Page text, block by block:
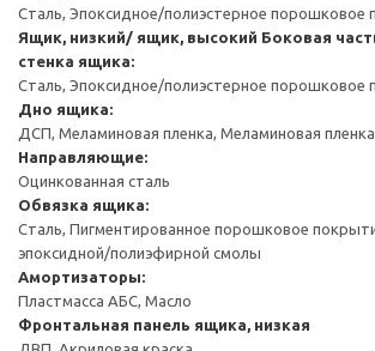
Сталь, Эпоксидное/полиэстерное порошковое
Ящик, низкий/ ящик, высокий Боковая
стенка ящика:
Сталь, Эпоксидное/полиэстерное порошковое
Дно ящика:
ДСП, Меламиновая пленка, Меламиновая пленка
Направляющие:
Оцинкованная сталь
Обвязка ящика:
Сталь, Пигментированное порошковое
эпоксидной/полиэфирной смолы
Амортизаторы:
Пластмасса АБС, Масло
Фронтальная панель ящика, низкая